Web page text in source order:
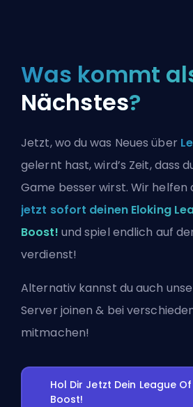
Was kommt
Nächstes?
Jetzt, wo du was Neues über
gelernt hast, wird’s Zeit, dass
Game besser wirst. Wir helfen
jetzt sofort deinen Eloking
Boost! und spiel endlich auf
verdienst!
Alternativ kannst du auch
Server joinen & bei
mitmachen!
Hol Dir Jetzt Dein League
Boost!